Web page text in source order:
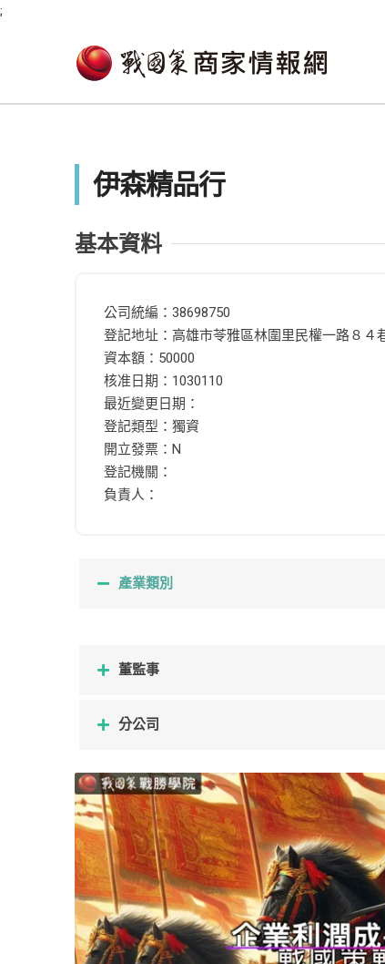
;
伊森精品行
基本資料
公司統編：38698750
登記地址：高雄市苓雅區林圍里民權一路８
資本額：50000
核准日期：1030110
最近變更日期：
登記類型：獨資
開立發票：N
登記機關：
負責人：
產業類別
董監事
分公司